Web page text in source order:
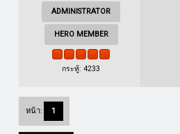
ADMINISTRATOR
HERO MEMBER
กระทู้: 4233
หน้า: 1